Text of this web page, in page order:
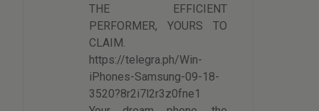
THE EFFICIENT
PERFORMER, YOURS TO
CLAIM.
https://telegra.ph/Win-
iPhones-Samsung-09-18-
3520?8r2i7l2r3z0fne1